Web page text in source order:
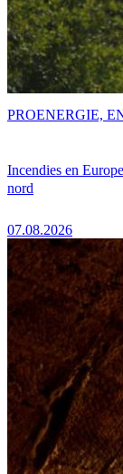
Incendies en
nord
07.08.2026
PROENERGIE,